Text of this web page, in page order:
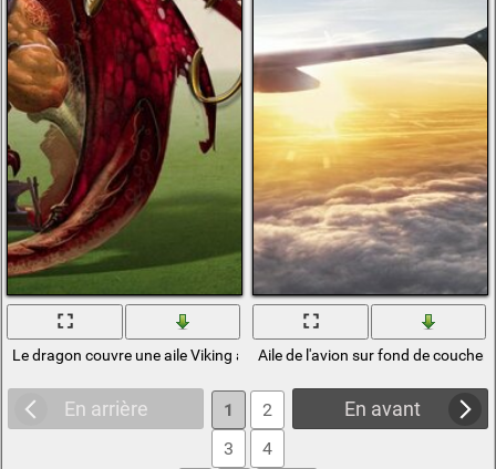
Le dragon couvre une aile Viking avec un marteau à la main
Aile de l'avion sur fond de coucher
En arrière En avant
1
2
3
4